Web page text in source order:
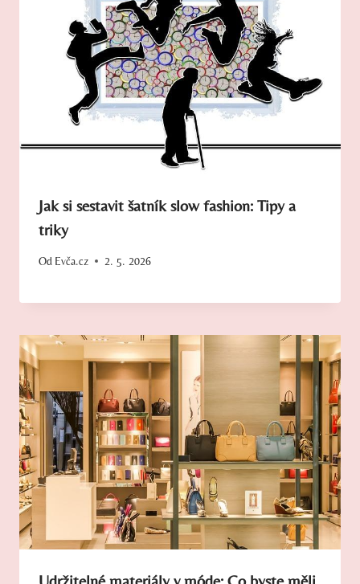
Jak si sestavit šatník slow fashion: Tipy a
triky
Od Evča.cz 2. 5. 2026
Udržitelné materiály v móde: Co byste měli